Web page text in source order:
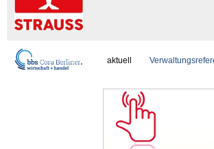
aktuell